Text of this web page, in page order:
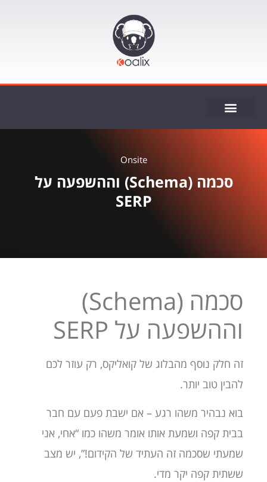
Onsite
סכמה (Schema) וההשפעה על
SERP
סכמה (Schema)
וההשפעה על SERP
זה חלק נוסף מהבלוג של קואליקס, רק עוזר לכם
להבין טוב יותר.
בוא נבהיר משהו רגע – אם ישבת פעם עם חבר
בבית קפה ושמעת אותו אומר משהו כמו “אחי, אני
שמעתי שסכמה זה העתיד של הקידום!”, יש מצב
ששתית קפה יקר מדי.